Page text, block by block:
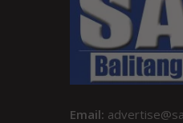
Email: